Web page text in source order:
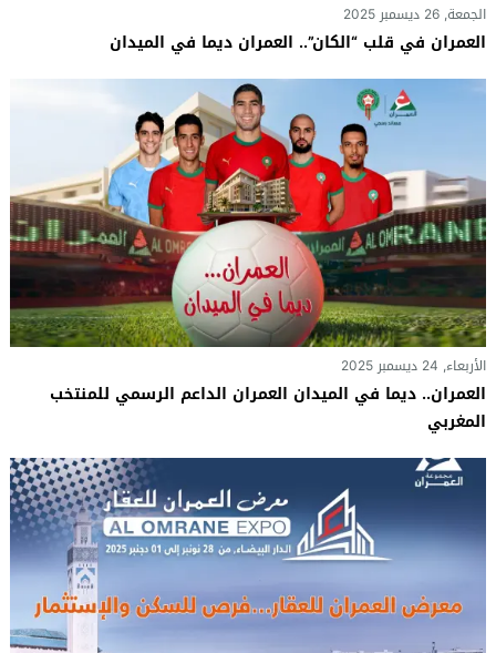
الجمعة, 26 ديسمبر 2025
العمران في قلب “الكان”.. العمران ديما في الميدان
الأربعاء, 24 ديسمبر 2025
العمران.. ديما في الميدان العمران الداعم الرسمي للمنتخب
المغربي